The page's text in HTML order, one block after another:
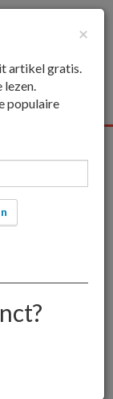
In eigen
2010 met
door
×
artikel gratis.
lezen.
populaire